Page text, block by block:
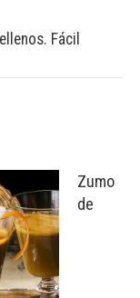
Fácil
Zumo
de